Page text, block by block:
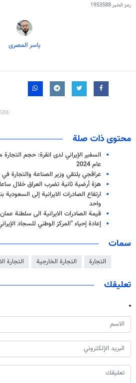
رمز الخبر1953588
یاسر المصری
محتوى ذات صلة
عام 2024
عراقجي يلتقي وزير الصناعة والتجارة
هزة أرضية ثانية تضرب العراق خلال
واحد
قيمة الصادرات الايرانية الى سلطنة عمان تصل إلى
إعادة إحياء "المركز الوطني للسجاد
سمات
التجارة التجارة الخارجية التجارة
تعليقك